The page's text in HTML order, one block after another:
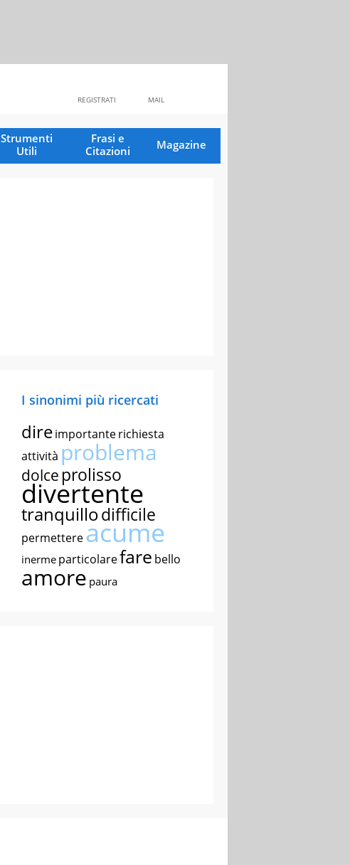
MAIL
REGISTRATI
Strumenti
Utili
Frasi e
Citazioni
Magazine
I sinonimi più ricercati
direimportanterichiesta
attività problema
dolce prolisso
divertente
tranquillodifficile
permettereacume
inerme particolarefare bello
amore paura